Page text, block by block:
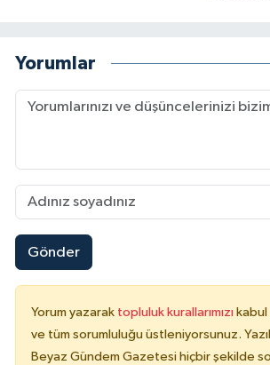
Yorumlar
Gönder
Yorum yazarak topluluk kurallarımızı
ve tüm sorumluluğu üstleniyorsunuz.
Beyaz Gündem Gazetesi hiçbir şekilde